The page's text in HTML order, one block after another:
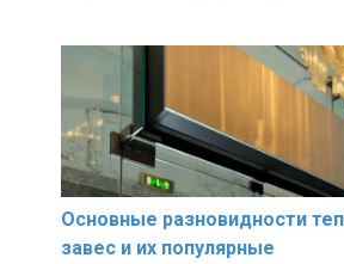
Основные разновидности
завес и их популярные